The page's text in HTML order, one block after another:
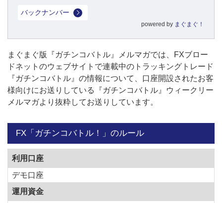
バックナンバー
powered by まぐまぐ！
まぐまぐ版『ガチンコバトル』メルマガでは、FXブロー
ドネットのウェブサイトで連載中のトラッキングトレード
『ガチンコバトル』の情報について、口座開設されたお客
様向けにお送りしている『ガチンコバトル』ウィークリー
メルマガより抜粋してお送りしています。
FX「ガチンコバトル！」のルール
利用口座
デモ口座
運用資金